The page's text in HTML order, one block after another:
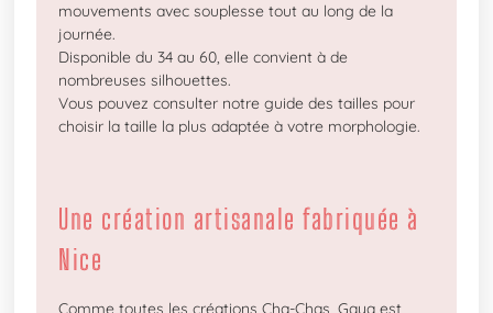
mouvements avec souplesse tout au long de la
journée.
Disponible du 34 au 60, elle convient à de
nombreuses silhouettes.
Vous pouvez consulter notre guide des tailles pour
choisir la taille la plus adaptée à votre morphologie.
Une création artisanale fabriquée à
Nice
Comme toutes les créations Cha-Chas, Gaya est